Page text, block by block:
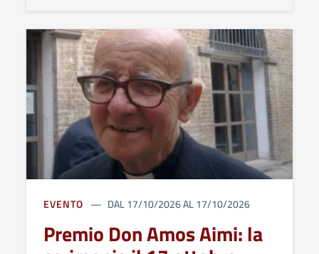
EVENTO DAL 17/10/2026 AL 17/10/2026
Premio Don Amos Aimi: la